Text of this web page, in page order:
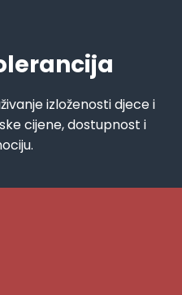
izloženosti djece i
cijene, dostupnost i